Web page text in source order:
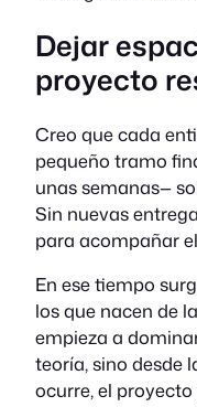
Dejar
proyecto
Creo que cada
pequeño tramo
unas semanas—
Sin nuevas
para acompañar
En ese tiempo
los que nacen de
empieza a
teoría, sino desde
ocurre, el proyecto